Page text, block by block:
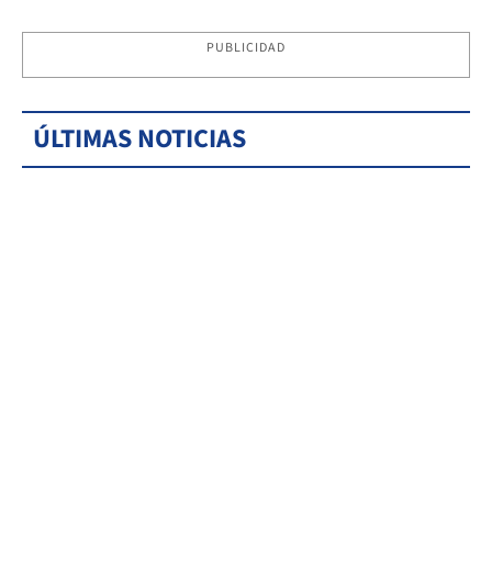
PUBLICIDAD
ÚLTIMAS NOTICIAS